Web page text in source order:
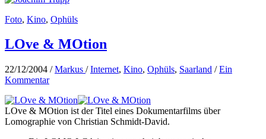
Foto, Kino, Ophüls
LOve & MOtion
22/12/2004 /Markus /Internet, Kino, Ophüls, Saarland /Ein
Kommentar
LOve & MOtion ist der Titel eines Dokumentarfilms über
Lomographie von Christian Schmidt-David.